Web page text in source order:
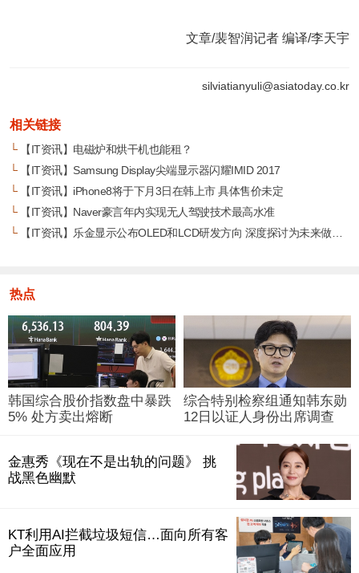
文章/裴智润记者 编译/李天宇
silviatianyuli@asiatoday.co.kr
相关链接
└【IT资讯】电磁炉和烘干机也能租？
└【IT资讯】Samsung Display尖端显示器闪耀IMID 2017
└【IT资讯】iPhone8将于下月3日在韩上市 具体售价未定
└【IT资讯】Naver豪言年内实现无人驾驶技术最高水准
└【IT资讯】乐金显示公布OLED和LCD研发方向 深度探讨为未来做准备
热点
韩国综合股价指数盘中暴跌
5% 处方卖出熔断
综合特别检察组通知韩东勋
12日以证人身份出席调查
金惠秀《现在不是出轨的问题》 挑
战黑色幽默
KT利用AI拦截垃圾短信…面向所有客
户全面应用